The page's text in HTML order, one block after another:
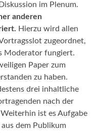
im Plenum.
anderen
Hierzu wird allen
zugeordnet,
Moderator fungiert.
Paper zum
zu haben.
drei inhaltliche
nach der
ist es Aufgabe
dem Publikum